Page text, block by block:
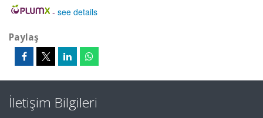
- see details
Paylaş
İletişim Bilgileri